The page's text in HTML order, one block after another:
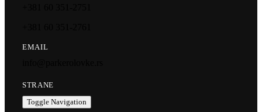
EMAIL
STRANE
Toggle Navigation